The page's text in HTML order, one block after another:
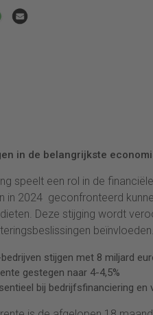
in de belangrijkste
speelt een rol in de
in 2024 geconfronteerd
Deze stijging wordt
stijgen met 8 miljard
gestegen naar 4-4,5%
bij bedrijfsfinanciering en